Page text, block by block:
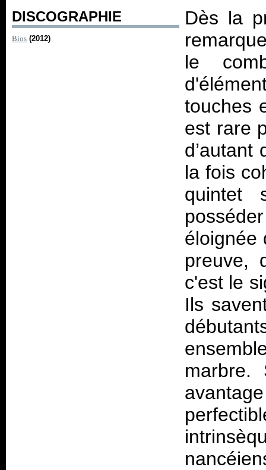
DISCOGRAPHIE
Bios (2012)
Dès la
le
touches
est rare
la fois
quintet
éloignée
preuve,
c'est le
Ils